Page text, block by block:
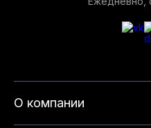
О компании